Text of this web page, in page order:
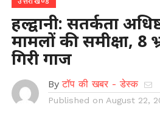
हल्द्वानी: सतर्कता
मामलों की समीक्षा, 8
गिरी गाज
By टॉप की खबर - डेस्क
Published on August 22,